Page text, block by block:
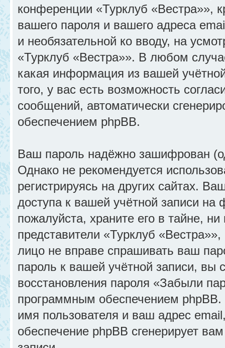
конференции «Турклуб «Вестра»»,
вашего пароля и вашего адреса
и необязательной ко вводу, на
«Турклуб «Вестра»». В любом
какая информация из вашей
того, у вас есть возможность
сообщений, автоматически
обеспечением phpBB.
Ваш пароль надёжно зашифрован
Однако не рекомендуется
регистрируясь на других сайтах.
доступа к вашей учётной записи
пожалуйста, храните его в тайне,
представители «Турклуб
лицо не вправе спрашивать ваш
пароль к вашей учётной записи, вы
восстановления пароля «Забыли
программным обеспечением
имя пользователя и ваш адрес
обеспечение phpBB сгенерирует